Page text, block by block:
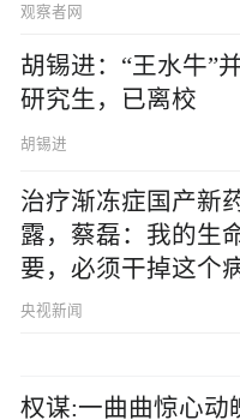
观察者网
胡锡进：“王水牛”
研究生，已离校
胡锡进
治疗渐冻症国产新
露，蔡磊：我的生
要，必须干掉这个
央视新闻
权谋:一曲曲惊心动